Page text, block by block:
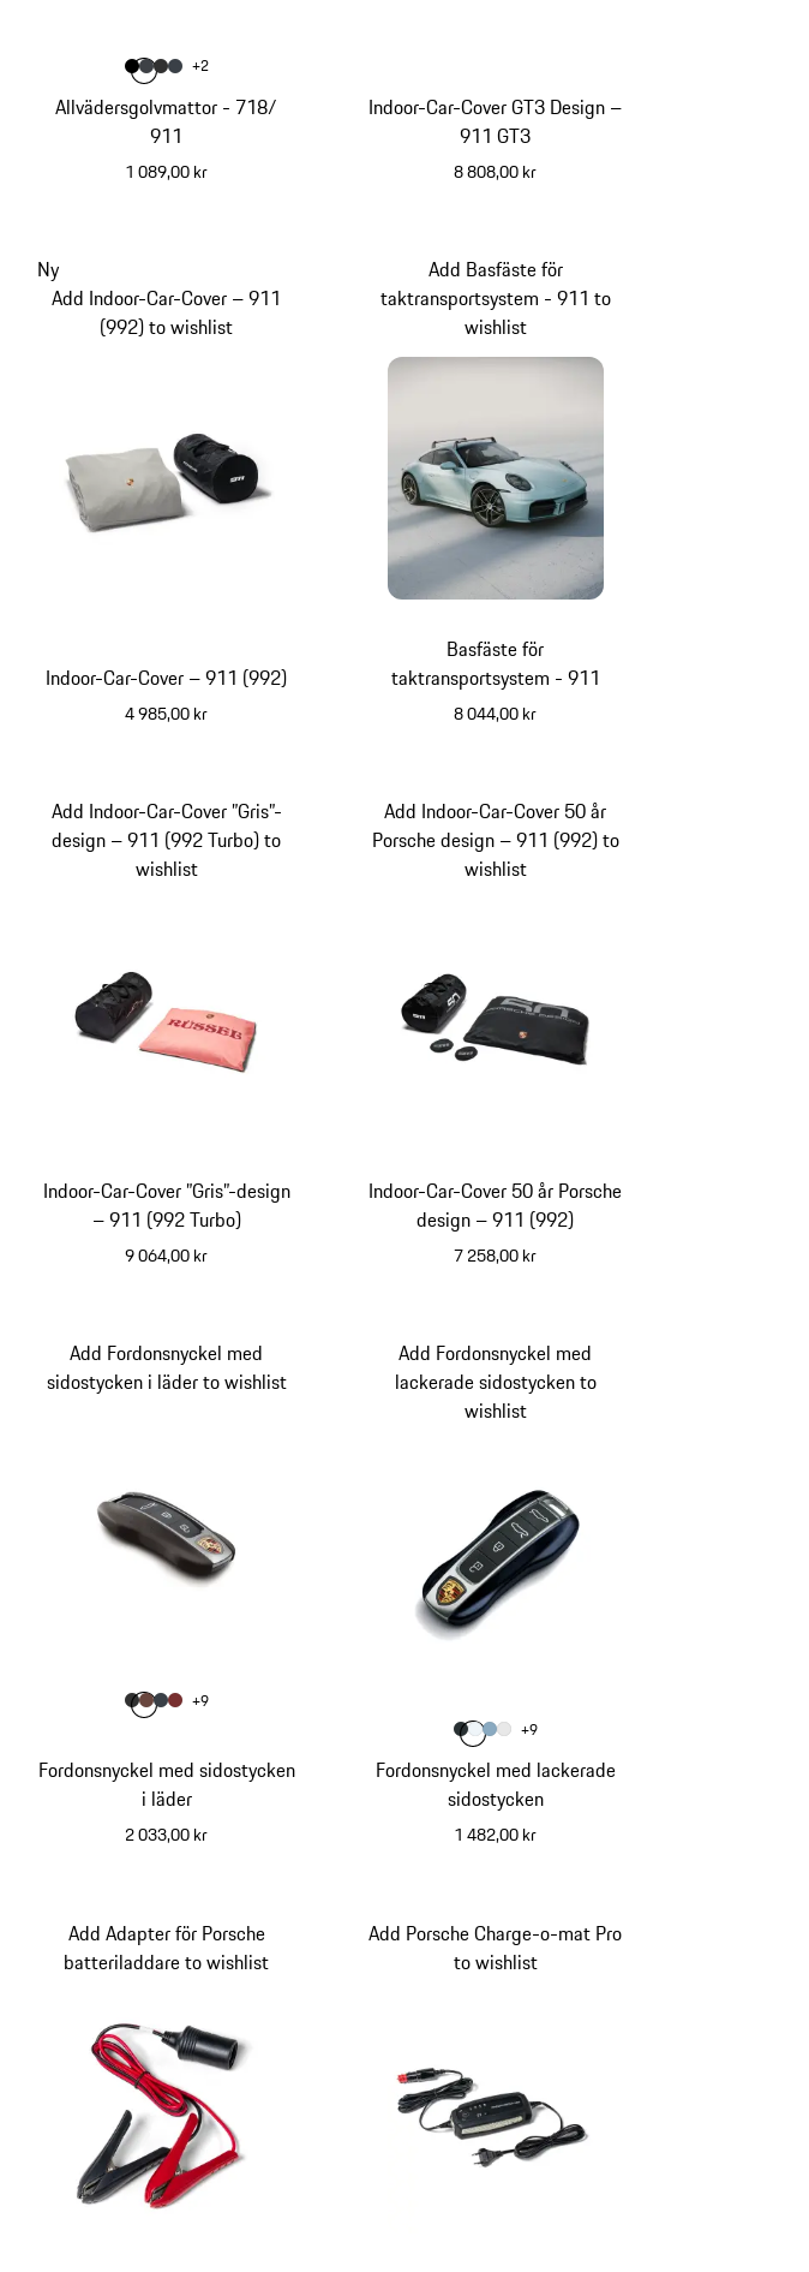
Allvädersgolvmattor - 718/
911
1 089,00 kr
Färg
Färgsvart
Färgskiffergrå
Färg agatgrå
Färggrafitblå
+2
Indoor-Car-Cover GT3 Design –
911 GT3
8 808,00 kr
Indoor-Car-Cover – 911 (992)
4 985,00 kr
Ny
Add Indoor-Car-Cover – 911
(992) to wishlist
Basfäste för
taktransportsystem - 911
8 044,00 kr
Add Basfäste för
taktransportsystem - 911 to
wishlist
Indoor-Car-Cover ”Gris”-design
– 911 (992 Turbo)
9 064,00 kr
Add Indoor-Car-Cover ”Gris”-
design – 911 (992 Turbo) to
wishlist
Indoor-Car-Cover 50 år Porsche
design – 911 (992)
7 258,00 kr
Add Indoor-Car-Cover 50 år
Porsche design – 911 (992) to
wishlist
Fordonsnyckel med sidostycken
i läder
2 033,00 kr
Add Fordonsnyckel med
sidostycken i läder to wishlist
Färg
Färgagatgrå
Färgtryffelbrun
Färg grafitblå
Färgbordeauxröd
+9
Fordonsnyckel med lackerade
sidostycken
1 482,00 kr
Add Fordonsnyckel med
lackerade sidostycken to
wishlist
Färg
Färgkromitsvart metallic
Färgcarraravit metallic
Färg shore blue metallic
Färgisgrå metallic
+9
Add Adapter för Porsche
batteriladdare to wishlist
Add Porsche Charge-o-mat Pro
to wishlist